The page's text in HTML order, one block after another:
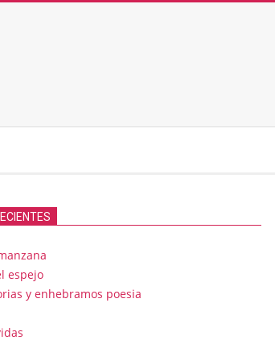
espejo
y enhebramos poesia